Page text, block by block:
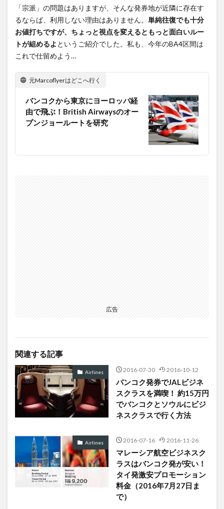
「宗派」の問題はありますが、そんな発券地が近隣に存在す
るならば、利用しない理由はありません。 単純往復でも十分
お値打ちですが、ちょっと視点を変えるともっと面白いルー
トが組めるよ というご紹介でした。私も、今年のBA4区間は
これで仕留めよう…
元Marcoflyerはどこへ行く
バンコクから東京にヨーロッパ経
由で飛ぶ！British Airwaysのオー
プンジョールートを研究
広告
関連する記事
Airlines 2016-07-30 2016-10-12
バンコク発券でJALビジネ
スクラスを満喫！ 約15万円
でバンコクとソウルにビジ
ネスクラスで行く方法
Airlines 2016-07-16 2016-11-26
マレーシア航空ビジネスク
ラスはバンコク発が安い！
タイ発激安プロモーション
料金（2016年7月27日ま
で）